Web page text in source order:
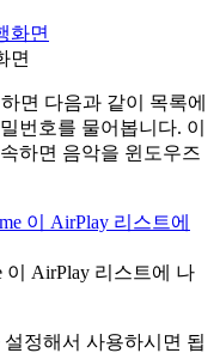
면
면 다음과 같이 목록에
번호를 물어봅니다. 이
하면 음악을 윈도우즈
이 AirPlay 리스트에 나
정해서 사용하시면 됩